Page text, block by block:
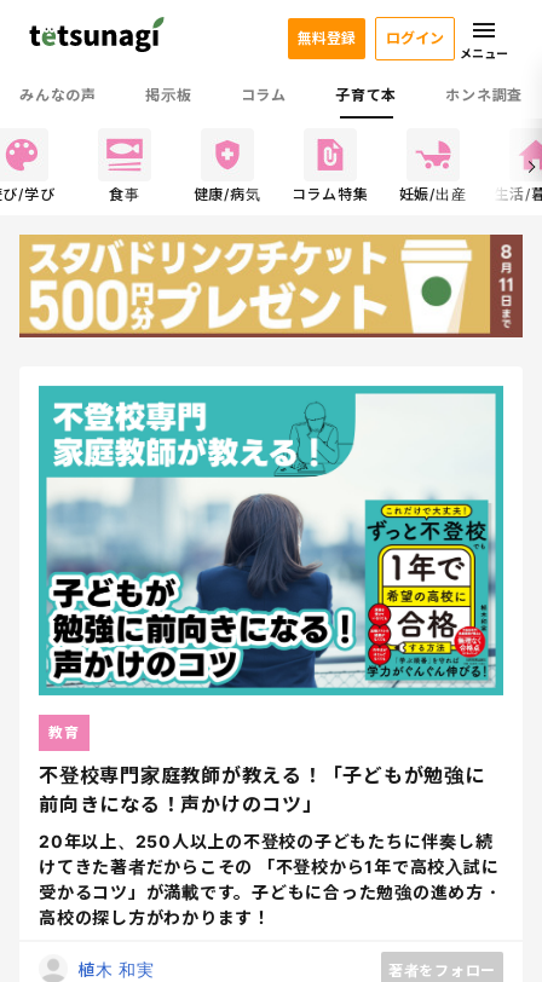
みんなの声 掲示板 コラム 子育て本 ホンネ調査
無料登録 ログイン
メニュー
び/学び 食事 健康/病気 コラム特集 妊娠/出産 生活/
不登校専門家庭教師が教える！「子どもが勉強に
前向きになる！声かけのコツ」
20年以上、250人以上の不登校の子どもたちに伴奏し続
けてきた著者だからこその 「不登校から1年で高校入試に
受かるコツ」が満載です。子どもに合った勉強の進め方・
高校の探し方がわかります！
教育
植木 和実
著者をフォロー